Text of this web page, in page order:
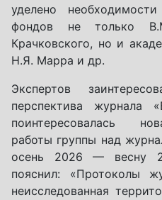
уделено
фондов не только
Крачковского, но и
Н.Я. Марра и др.
Экспертов
перспектива журнала
поинтересовалась
работы группы над
осень 2026 — весну
пояснил: «Протоколы
неисследованная